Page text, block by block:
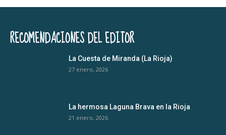
RECOMENDACIONES DEL EDITOR
La Cuesta de Miranda (La Rioja)
27 enero, 2026
La hermosa Laguna Brava en la Rioja
21 enero, 2026